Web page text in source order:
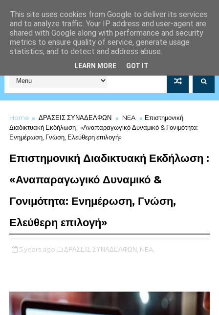
Home ΔΡΑΣΕΙΣ ΣΥΝΑΔΕΛΦΩΝ NEA
Επιστημονική
Διαδικτυακή Εκδήλωση : «Αναπαραγωγικό Δυναμικό & Γονιμότητα:
Ενημέρωση, Γνώση, Ελεύθερη επιλογή»
Επιστημονική Διαδικτυακή Εκδήλωση :
«Αναπαραγωγικό Δυναμικό &
Γονιμότητα: Ενημέρωση, Γνώση,
Ελεύθερη επιλογή»
5 years ago ΔΡΑΣΕΙΣ ΣΥΝΑΔΕΛΦΩΝ, NEA,
This site uses cookies from Google to deliver its services
and to analyze traffic. Your IP address and user-agent are
shared with Google along with performance and security
metrics to ensure quality of service, generate usage
statistics, and to detect and address abuse.
LEARN MORE GOT IT